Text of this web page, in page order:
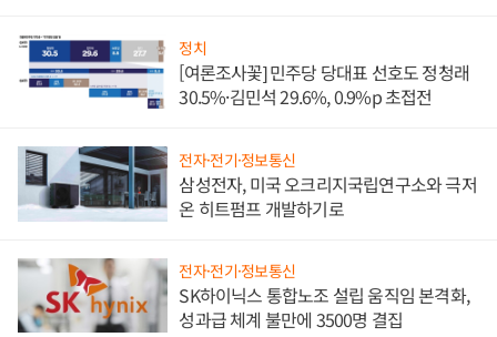
정치
[여론조사꽃] 민주당 당대표 선호도 정청래
30.5%·김민석 29.6%, 0.9%p 초접전
전자·전기·정보통신
삼성전자, 미국 오크리지국립연구소와 극저
온 히트펌프 개발하기로
전자·전기·정보통신
SK하이닉스 통합노조 설립 움직임 본격화,
성과급 체계 불만에 3500명 결집